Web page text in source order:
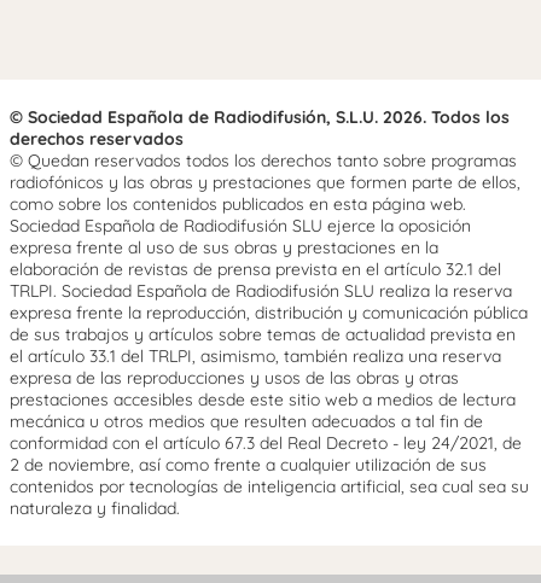
© Sociedad Española de Radiodifusión, S.L.U. 2026. Todos los
derechos reservados
© Quedan reservados todos los derechos tanto sobre programas
radiofónicos y las obras y prestaciones que formen parte de ellos,
como sobre los contenidos publicados en esta página web.
Sociedad Española de Radiodifusión SLU ejerce la oposición
expresa frente al uso de sus obras y prestaciones en la
elaboración de revistas de prensa prevista en el artículo 32.1 del
TRLPI. Sociedad Española de Radiodifusión SLU realiza la reserva
expresa frente la reproducción, distribución y comunicación pública
de sus trabajos y artículos sobre temas de actualidad prevista en
el artículo 33.1 del TRLPI, asimismo, también realiza una reserva
expresa de las reproducciones y usos de las obras y otras
prestaciones accesibles desde este sitio web a medios de lectura
mecánica u otros medios que resulten adecuados a tal fin de
conformidad con el artículo 67.3 del Real Decreto - ley 24/2021, de
2 de noviembre, así como frente a cualquier utilización de sus
contenidos por tecnologías de inteligencia artificial, sea cual sea su
naturaleza y finalidad.